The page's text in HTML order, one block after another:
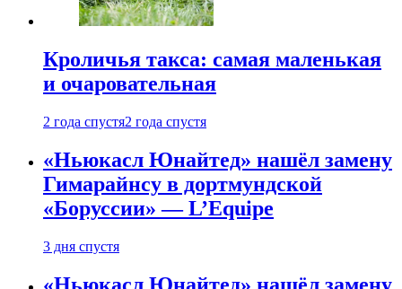
Кроличья такса: самая маленькая
и очаровательная
2 года спустя2 года спустя
«Ньюкасл Юнайтед» нашёл замену
Гимарайнсу в дортмундской
«Боруссии» — L’Equipe
3 дня спустя